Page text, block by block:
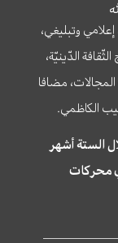
وتبليغي،
الدّينيّة،
مضافا
الكاظمي.
٤,٨٠٠,٠٠٠ مرة خلال الستة أشهر
محركات